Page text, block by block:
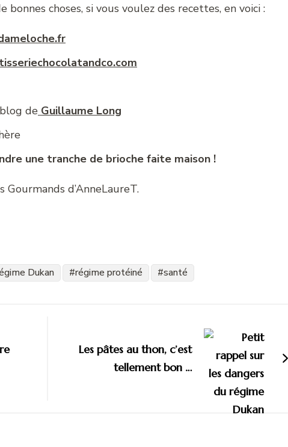
bonnes choses, si vous voulez des recettes, en voici :
de Guillaume Long
une tranche de brioche faite maison !
d’AnneLaureT.
Dukan régime protéiné santé
Les pâtes au thon, c’est
tellement bon …